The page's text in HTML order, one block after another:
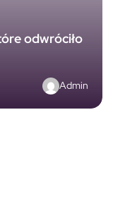
odwróciło
Admin